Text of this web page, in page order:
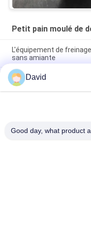
Petit pain moulé de
L'équipement de
sans amiante
Non l'amiante a moulé
pain d'amiante de
doublure de frein
Petit pain de frein de
David
Good day, what product